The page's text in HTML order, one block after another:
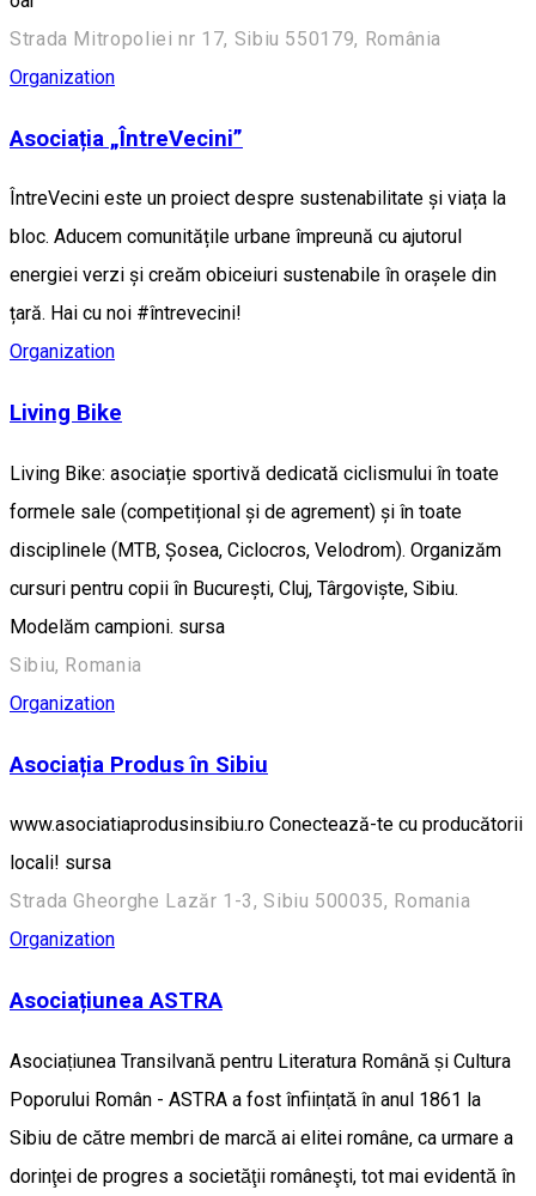
Strada Mitropoliei nr 17, Sibiu 550179, România
Organization
Asociația „ÎntreVecini”
ÎntreVecini este un proiect despre sustenabilitate și viața la
bloc. Aducem comunitățile urbane împreună cu ajutorul
energiei verzi și creăm obiceiuri sustenabile în orașele din
țară. Hai cu noi #întrevecini!
Organization
Living Bike
Living Bike: asociație sportivă dedicată ciclismului în toate
formele sale (competițional și de agrement) și în toate
disciplinele (MTB, Șosea, Ciclocros, Velodrom). Organizăm
cursuri pentru copii în București, Cluj, Târgoviște, Sibiu.
Modelăm campioni. sursa
Sibiu, Romania
Organization
Asociația Produs în Sibiu
www.asociatiaprodusinsibiu.ro Conectează-te cu producătorii
locali! sursa
Strada Gheorghe Lazăr 1-3, Sibiu 500035, Romania
Organization
Asociațiunea ASTRA
Asociațiunea Transilvană pentru Literatura Română și Cultura
Poporului Român - ASTRA a fost înființată în anul 1861 la
Sibiu de către membri de marcă ai elitei române, ca urmare a
dorinţei de progres a societăţii româneşti, tot mai evidentă în